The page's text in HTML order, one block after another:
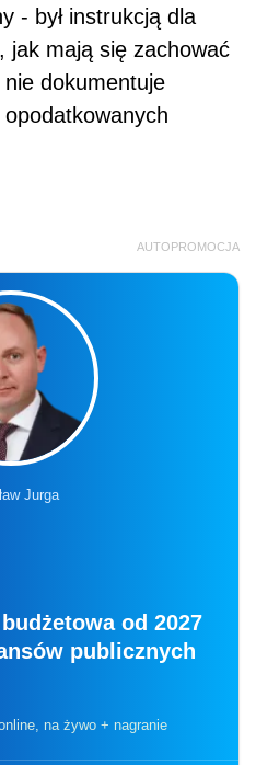
- był instrukcją dla
jak mają się zachować
dokumentuje
AUTOPROMOCJA
Jurga
od 2027
publicznych
na żywo + nagranie